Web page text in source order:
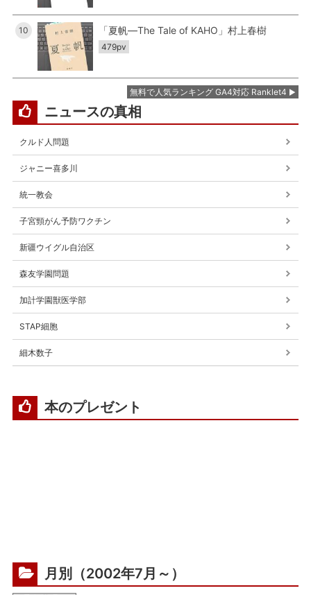
10 「夏帆―The Tale of KAHO」村上春樹
479pv
無料で人気ランキング GA4対応 Ranklet4
ニュースの真相
クルド人問題
ジャニー喜多川
統一教会
子宮頸がん予防ワクチン
新疆ウイグル自治区
森友学園問題
加計学園獣医学部
STAP細胞
細木数子
本のプレゼント
月別（2002年7月～）